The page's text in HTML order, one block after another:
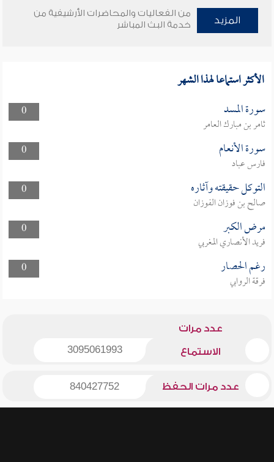
المزيد
من الفعاليات والمحاضرات الأرشيفية من
خدمة البث المباشر
الأكثر استماعا لهذا الشهر
0 سورة المسد
ثامر بن مبارك العامر
0
سورة الأنعام
فارس عباد
0
التوكل حقيقته وآثاره
صالح بن فوزان الفوزان
0
مرض الكبر
فريد الأنصاري المغربي
0
رغم الحصار
فرقة الروابي
عدد مرات
الاستماع 3095061993
عدد مرات الحفظ 840427752